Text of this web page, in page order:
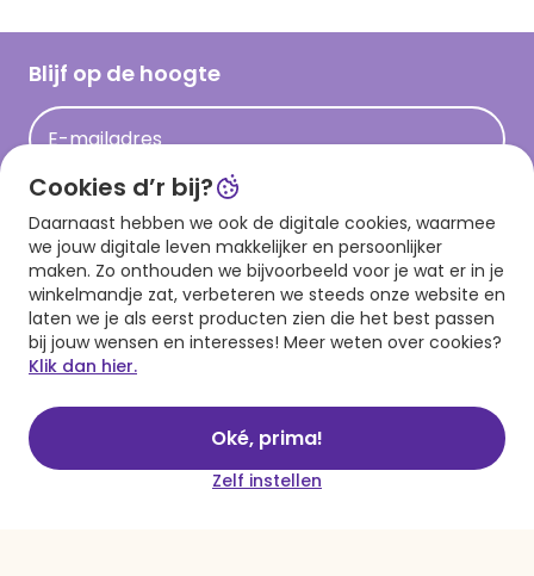
Hallmark Kaartclub
Acties
Cadeau inspiratie
Op kamp gedichten en versjes
Leuke en grappige op kamp teksten
Blijf op de hoogte
E-mailadres
Aanmelden
Download onze app
Cookies d’r bij?
Daarnaast hebben we ook de digitale cookies, waarmee
we jouw digitale leven makkelijker en persoonlijker
maken. Zo onthouden we bijvoorbeeld voor je wat er in je
winkelmandje zat, verbeteren we steeds onze website en
laten we je als eerst producten zien die het best passen
bij jouw wensen en interesses! Meer weten over cookies?
Klik dan hier.
Oké, prima!
Zelf instellen